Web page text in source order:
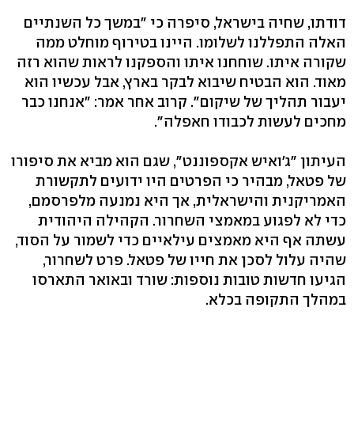
דודתו, שחיה בישראל, סיפרה כי "במשך כל השנתיים
האלה התפללנו לשלומו. היינו בטירוף מוחלט ממה
שקורה איתו. שוחחנו איתו והספקנו לראות שהוא רזה
מאוד. הוא הבטיח שיבוא לבקר בארץ, אבל עכשיו הוא
יעבור תהליך של שיקום". קרוב אחר אמר: "אנחנו כבר
מחכים לעשות לכבודו חאפלה".
העיתון "ג'ואיש אקספוננט", שגם הוא מביא את סיפורו
של פטאל, מבהיר כי הפרטים היו ידועים לתקשורת
האמריקנית והישראלית, אך היא נמנעה מלפרסמם,
כדי לא לפגוע במאמצי השחרור. הקהילה היהודית
עשתה אף היא מאמצים עילאיים כדי לשמור על הסוד,
שהיה עלול לסכן את חייו של פטאל. פרט לשחרור,
הגיעו חדשות טובות נוספות: שורד ובאואר התארסו
במהלך התקופה בכלא.